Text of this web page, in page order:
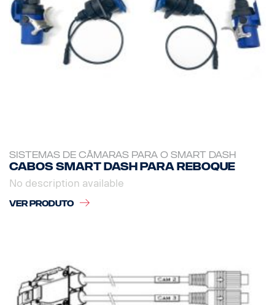
SISTEMAS DE CÂMARAS PARA O SMART DASH
Cabos Smart Dash para reboque
No description available
VER PRODUTO